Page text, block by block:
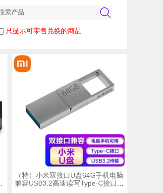
只显示可零售兑换的商品
（特）小米双接口U盘64G手机电脑
兼容USB3.2高速读写Type-C接口便